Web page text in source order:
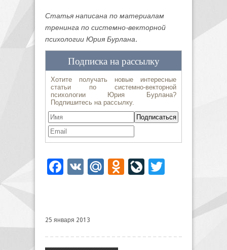
Статья написана по материалам
тренинга по системно-векторной
психологии Юрия Бурлана.
Facebook
VK Mail.Ru Odnoklassniki
LiveJournal
25 января 2013